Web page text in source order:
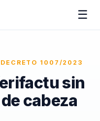
☰
1007/2023
sin
cabeza